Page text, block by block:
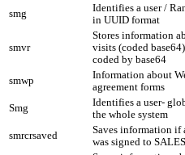
smg
Identifies a user /
in UUID format
smvr
Stores information
visits (coded
coded by base64
smwp
Information about
agreement forms
Smg
Identifies a user-
the whole system
smrcrsaved
Saves information if
was signed to